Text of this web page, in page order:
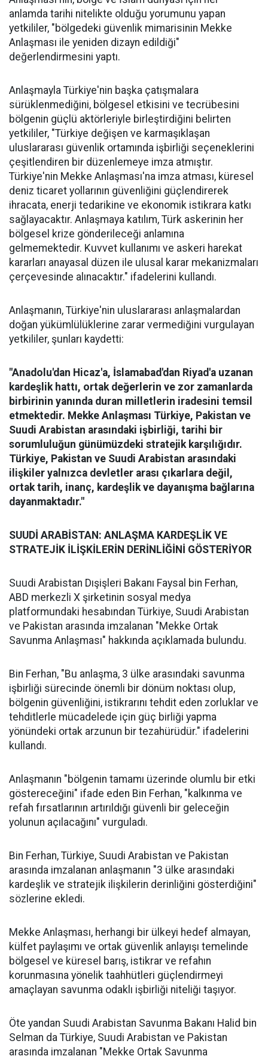
anlamda tarihi nitelikte olduğu yorumunu yapan
yetkililer, "bölgedeki güvenlik mimarisinin Mekke
Anlaşması ile yeniden dizayn edildiği"
değerlendirmesini yaptı.
Anlaşmayla Türkiye'nin başka çatışmalara
sürüklenmediğini, bölgesel etkisini ve tecrübesini
bölgenin güçlü aktörleriyle birleştirdiğini belirten
yetkililer, "Türkiye değişen ve karmaşıklaşan
uluslararası güvenlik ortamında işbirliği seçeneklerini
çeşitlendiren bir düzenlemeye imza atmıştır.
Türkiye'nin Mekke Anlaşması'na imza atması, küresel
deniz ticaret yollarının güvenliğini güçlendirerek
ihracata, enerji tedarikine ve ekonomik istikrara katkı
sağlayacaktır. Anlaşmaya katılım, Türk askerinin her
bölgesel krize gönderileceği anlamına
gelmemektedir. Kuvvet kullanımı ve askeri harekat
kararları anayasal düzen ile ulusal karar mekanizmaları
çerçevesinde alınacaktır." ifadelerini kullandı.
Anlaşmanın, Türkiye'nin uluslararası anlaşmalardan
doğan yükümlülüklerine zarar vermediğini vurgulayan
yetkililer, şunları kaydetti:
"Anadolu'dan Hicaz'a, İslamabad'dan Riyad'a uzanan
kardeşlik hattı, ortak değerlerin ve zor zamanlarda
birbirinin yanında duran milletlerin iradesini temsil
etmektedir. Mekke Anlaşması Türkiye, Pakistan ve
Suudi Arabistan arasındaki işbirliği, tarihi bir
sorumluluğun günümüzdeki stratejik karşılığıdır.
Türkiye, Pakistan ve Suudi Arabistan arasındaki
ilişkiler yalnızca devletler arası çıkarlara değil,
ortak tarih, inanç, kardeşlik ve dayanışma bağlarına
dayanmaktadır."
SUUDİ ARABİSTAN: ANLAŞMA KARDEŞLİK VE
STRATEJİK İLİŞKİLERİN DERİNLİĞİNİ GÖSTERİYOR
Suudi Arabistan Dışişleri Bakanı Faysal bin Ferhan,
ABD merkezli X şirketinin sosyal medya
platformundaki hesabından Türkiye, Suudi Arabistan
ve Pakistan arasında imzalanan "Mekke Ortak
Savunma Anlaşması" hakkında açıklamada bulundu.
Bin Ferhan, "Bu anlaşma, 3 ülke arasındaki savunma
işbirliği sürecinde önemli bir dönüm noktası olup,
bölgenin güvenliğini, istikrarını tehdit eden zorluklar ve
tehditlerle mücadelede için güç birliği yapma
yönündeki ortak arzunun bir tezahürüdür." ifadelerini
kullandı.
Anlaşmanın "bölgenin tamamı üzerinde olumlu bir etki
göstereceğini" ifade eden Bin Ferhan, "kalkınma ve
refah fırsatlarının artırıldığı güvenli bir geleceğin
yolunun açılacağını" vurguladı.
Bin Ferhan, Türkiye, Suudi Arabistan ve Pakistan
arasında imzalanan anlaşmanın "3 ülke arasındaki
kardeşlik ve stratejik ilişkilerin derinliğini gösterdiğini"
sözlerine ekledi.
Mekke Anlaşması, herhangi bir ülkeyi hedef almayan,
külfet paylaşımı ve ortak güvenlik anlayışı temelinde
bölgesel ve küresel barış, istikrar ve refahın
korunmasına yönelik taahhütleri güçlendirmeyi
amaçlayan savunma odaklı işbirliği niteliği taşıyor.
Öte yandan Suudi Arabistan Savunma Bakanı Halid bin
Selman da Türkiye, Suudi Arabistan ve Pakistan
arasında imzalanan "Mekke Ortak Savunma